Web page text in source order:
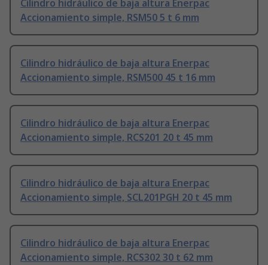
Cilindro hidráulico de baja altura Enerpac
Accionamiento simple, RSM50 5 t 6 mm
Cilindro hidráulico de baja altura Enerpac
Accionamiento simple, RSM500 45 t 16 mm
Cilindro hidráulico de baja altura Enerpac
Accionamiento simple, RCS201 20 t 45 mm
Cilindro hidráulico de baja altura Enerpac
Accionamiento simple, SCL201PGH 20 t 45 mm
Cilindro hidráulico de baja altura Enerpac
Accionamiento simple, RCS302 30 t 62 mm